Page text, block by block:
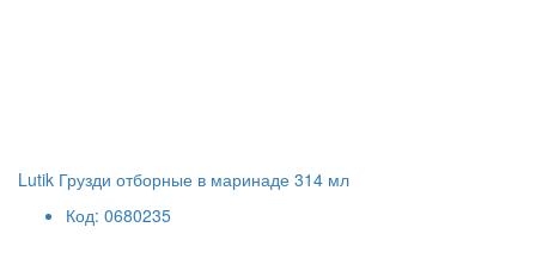
Lutik Грузди отборные в маринаде 314 мл
Код: 0680235